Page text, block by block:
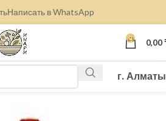
Написать в WhatsApp
0 0,00
г. Алматы